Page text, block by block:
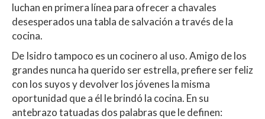
luchan en primera línea para ofrecer a chavales
desesperados una tabla de salvación a través de la
cocina.
De Isidro tampoco es un cocinero al uso. Amigo de los
grandes nunca ha querido ser estrella, prefiere ser feliz
con los suyos y devolver los jóvenes la misma
oportunidad que a él le brindó la cocina. En su
antebrazo tatuadas dos palabras que le definen: